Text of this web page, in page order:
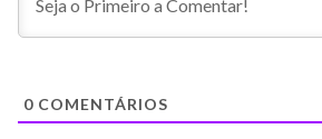
0 COMENTÁRIOS